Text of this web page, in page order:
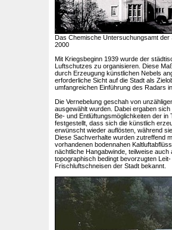
Das Chemische Untersuchungsamt der
2000
Mit Kriegsbeginn 1939 wurde der
Luftschutzes zu organisieren. Diese
durch Erzeugung künstlichen Nebels
erforderliche Sicht auf die Stadt als
umfangreichen Einführung des Radars
Die Vernebelung geschah von
ausgewählt wurden. Dabei ergaben
Be- und Entlüftungsmöglichkeiten der in
festgestellt, dass sich die künstlich
erwünscht wieder auflösten, während
Diese Sachverhalte wurden zutreffend
vorhandenen bodennahen
nächtliche Hangabwinde, teilweise
topographisch bedingt bevorzugten
Frischluftschneisen der Stadt bekannt.